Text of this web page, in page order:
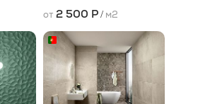
от 2 500 Р/ м2